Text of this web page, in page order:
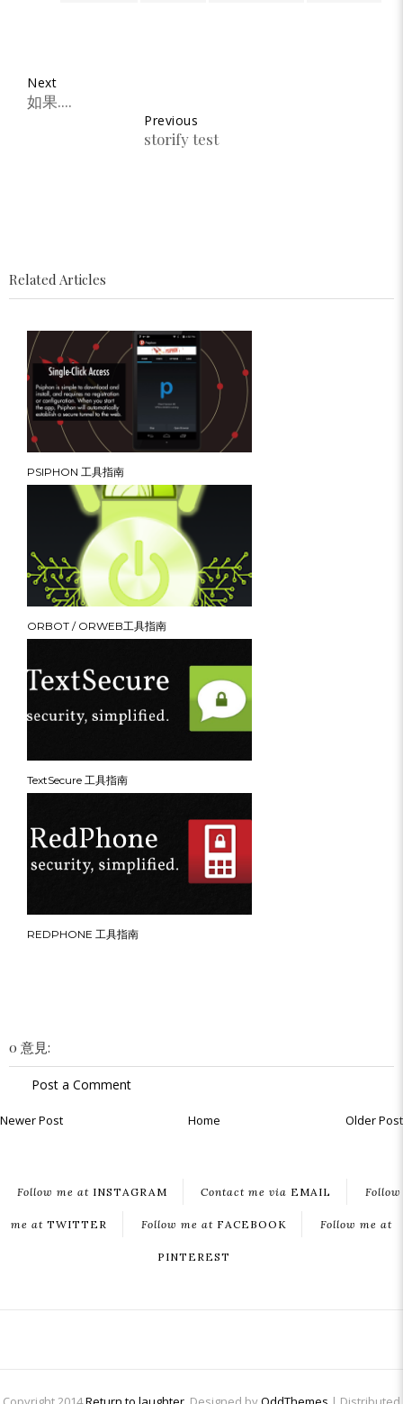
Next
如果....
Previous
storify test
Related Articles
PSIPHON 工具指南
ORBOT / ORWEB工具指南
TextSecure 工具指南
REDPHONE 工具指南
0 意見:
Post a Comment
Newer Post Older Post
Home
Follow me atINSTAGRAM Contact me via EMAIL Follow
me atTWITTER Follow me atFACEBOOK Follow me at
PINTEREST